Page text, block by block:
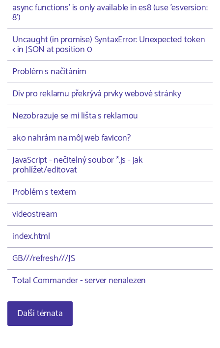
async functions' is only available in es8 (use 'esversion:
8')
Uncaught (in promise) SyntaxError: Unexpected token
< in JSON at position 0
Problém s načítáním
Div pro reklamu překrývá prvky webové stránky
Nezobrazuje se mi lišta s reklamou
ako nahrám na môj web favicon?
JavaScript - nečitelný soubor *.js - jak
prohlížet/editovat
Problém s textem
videostream
index.html
GB///refresh///JS
Total Commander - server nenalezen
Další témata